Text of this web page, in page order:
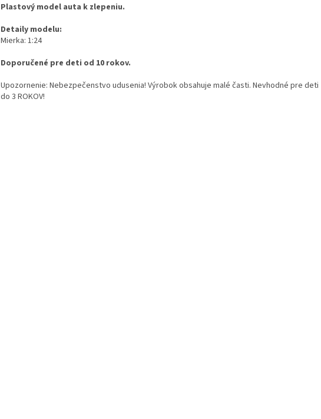
Plastový model auta k zlepeniu.
Detaily modelu:
Mierka: 1:24
Doporučené pre deti od 10 rokov.
Upozornenie: Nebezpečenstvo udusenia! Výrobok obsahuje malé časti. Nevhodné pre deti
do 3 ROKOV!